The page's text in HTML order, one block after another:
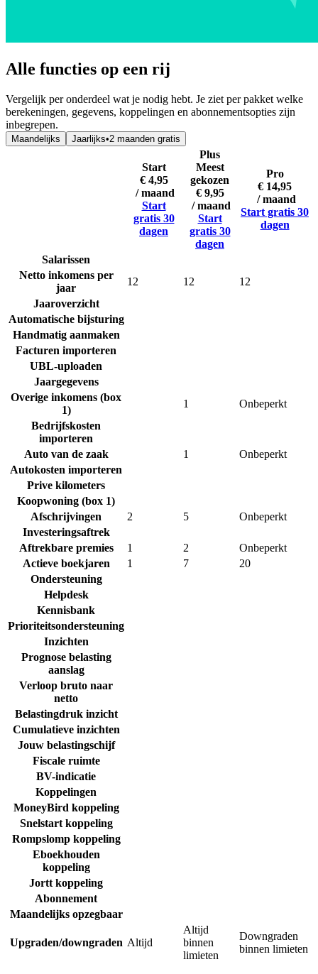
Alle functies op een rij
Vergelijk per onderdeel wat je nodig hebt. Je ziet per pakket welke
berekeningen, gegevens, koppelingen en abonnementsopties zijn
inbegrepen.
Maandelijks Jaarlijks•2 maanden gratis
Start
€ 4,95
/ maand
Start
gratis 30
dagen
Plus
Meest
gekozen
€ 9,95
/ maand
Start
gratis 30
dagen
Pro
€ 14,95
/ maand
Start gratis 30
dagen
Salarissen
Netto inkomens per
jaar
12 12
12
Jaaroverzicht
Automatische bijsturing
Handmatig aanmaken
Facturen importeren
UBL-uploaden
Jaargegevens
Overige inkomens (box
1)
1
Onbeperkt
Bedrijfskosten
importeren
Auto van de zaak
1
Onbeperkt
Autokosten importeren
Prive kilometers
Koopwoning (box 1)
Afschrijvingen
2 5
Onbeperkt
Investeringsaftrek
Aftrekbare premies
1 2
Onbeperkt
Actieve boekjaren
1 7
20
Ondersteuning
Helpdesk
Kennisbank
Prioriteitsondersteuning
Inzichten
Prognose belasting
aanslag
Verloop bruto naar
netto
Belastingdruk inzicht
Cumulatieve inzichten
Jouw belastingschijf
Fiscale ruimte
BV-indicatie
Koppelingen
MoneyBird koppeling
Snelstart koppeling
Rompslomp koppeling
Eboekhouden
koppeling
Jortt koppeling
Abonnement
Maandelijks opzegbaar
Upgraden/downgraden Altijd
Altijd
binnen
limieten
Downgraden
binnen limieten